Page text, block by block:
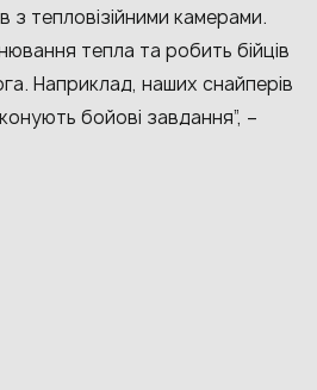
з тепловізійними камерами.
тепла та робить бійців
Наприклад, наших снайперів
бойові завдання”, –